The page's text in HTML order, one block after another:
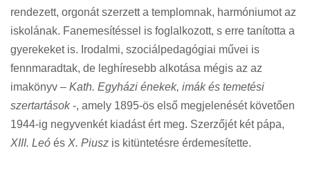
rendezett, orgonát szerzett a templomnak, harmóniumot az
iskolának. Fanemesítéssel is foglalkozott, s erre tanította a
gyerekeket is. Irodalmi, szociálpedagógiai művei is
fennmaradtak, de leghíresebb alkotása mégis az az
imakönyv – Kath. Egyházi énekek, imák és temetési
szertartások-, amely 1895-ös első megjelenését követően
1944-ig negyvenkét kiadást ért meg. Szerzőjét két pápa,
XIII. Leó és X. Piusz is kitüntetésre érdemesítette.